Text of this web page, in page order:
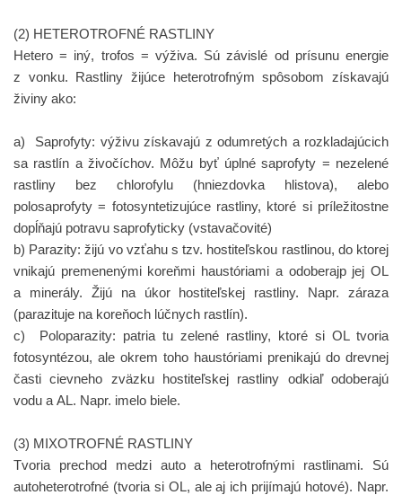
(2) HETEROTROFNÉ RASTLINY
Hetero = iný, trofos = výživa. Sú závislé od prísunu energie
z vonku. Rastliny žijúce heterotrofným spôsobom získavajú
živiny ako:
a) Saprofyty: výživu získavajú z odumretých a rozkladajúcich
sa rastlín a živočíchov. Môžu byť úplné saprofyty = nezelené
rastliny bez chlorofylu (hniezdovka hlistova), alebo
polosaprofyty = fotosyntetizujúce rastliny, ktoré si príležitostne
dopĺňajú potravu saprofyticky (vstavačovité)
b) Parazity: žijú vo vzťahu s tzv. hostiteľskou rastlinou, do ktorej
vnikajú premenenými koreňmi haustóriami a odoberajp jej OL
a minerály. Žijú na úkor hostiteľskej rastliny. Napr. záraza
(parazituje na koreňoch lúčnych rastlín).
c) Poloparazity: patria tu zelené rastliny, ktoré si OL tvoria
fotosyntézou, ale okrem toho haustóriami prenikajú do drevnej
časti cievneho zväzku hostiteľskej rastliny odkiaľ odoberajú
vodu a AL. Napr. imelo biele.
(3) MIXOTROFNÉ RASTLINY
Tvoria prechod medzi auto a heterotrofnými rastlinami. Sú
autoheterotrofné (tvoria si OL, ale aj ich prijímajú hotové). Napr.